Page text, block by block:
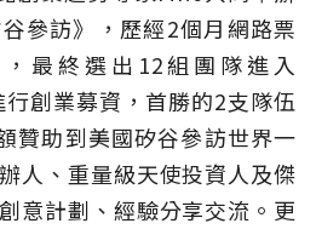
參訪》，歷經2個月網路票
最終選出12組團隊進入
行創業募資，首勝的2支隊伍
贊助到美國矽谷參訪世界一
人、重量級天使投資人及傑
意計劃、經驗分享交流。更